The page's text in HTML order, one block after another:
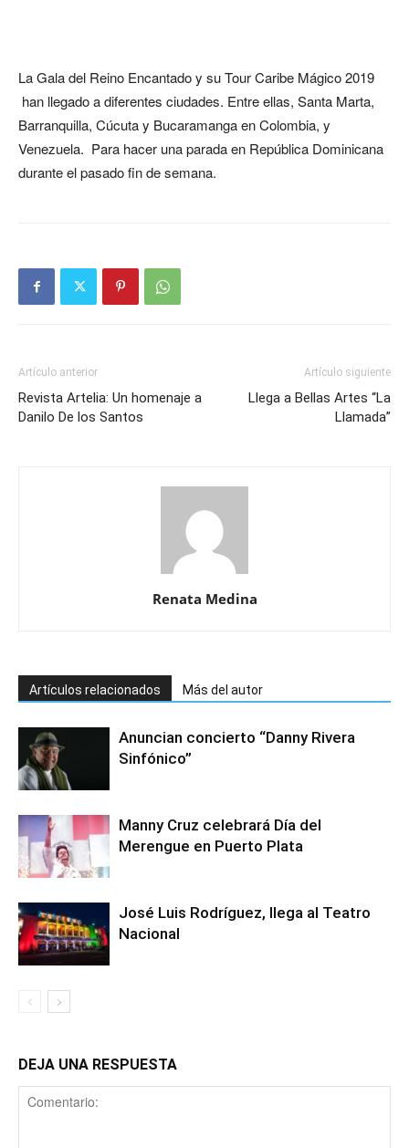
La Gala del Reino Encantado y su Tour Caribe Mágico 2019
han llegado a diferentes ciudades. Entre ellas, Santa Marta,
Barranquilla, Cúcuta y Bucaramanga en Colombia, y
Venezuela. Para hacer una parada en República Dominicana
durante el pasado fin de semana.
Artículo anterior
Revista Artelia: Un homenaje a
Danilo De los Santos
Artículo siguiente
Llega a Bellas Artes “La
Llamada”
Renata Medina
Artículos relacionados Más del autor
Anuncian concierto “Danny Rivera
Sinfónico”
Manny Cruz celebrará Día del
Merengue en Puerto Plata
José Luis Rodríguez, llega al Teatro
Nacional
DEJA UNA RESPUESTA